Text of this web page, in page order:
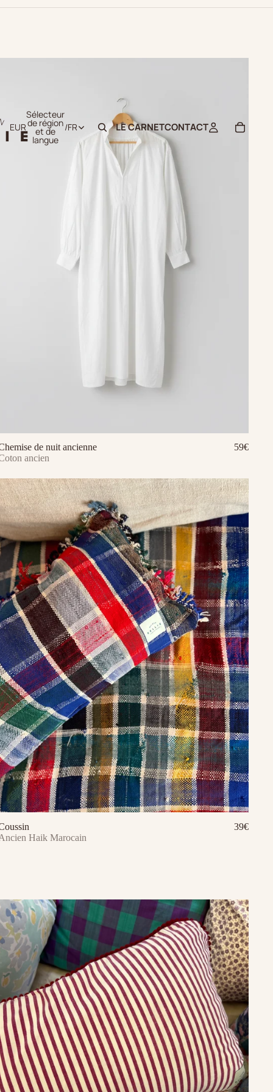
EUR
Sélecteur
de région
et de
langue
/FR LE CARNETCONTACT
Ajouter au panier
de nuit ancienne
59€
ancien
39€
Haik Marocain